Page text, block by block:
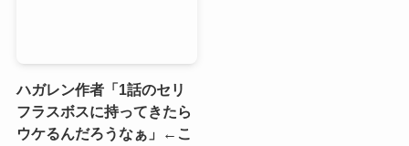
ハガレン作者「1話のセリ
フラスボスに持ってきたら
ウケるんだろうなぁ」←こ